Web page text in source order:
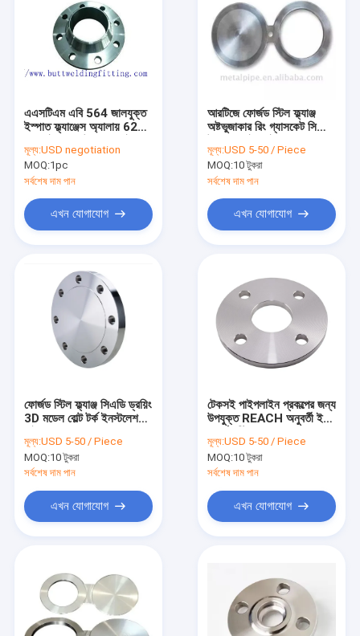
পণ্য
আমাদের সম্পর্কে
এএসটিএম এবি 564 জালযুক্ত
ইস্পাত ফ্ল্যাঞ্জেস অ্যালায় 625
1/2 &#39;&#39; - 60
&#39;&#39;
মূল্য:USD negotiation
MOQ:1pc
সর্বশেষ দাম পান
এখন যোগাযোগ
আরটিজে ফোর্জড স্টিল ফ্ল্যাঞ্জ
অষ্টভুজাকার রিং গ্যাসকেট সিলিং
মূল্য:USD 5-50 / Piece
MOQ:10 টুকরা
সর্বশেষ দাম পান
এখন যোগাযোগ
ফোর্জড স্টিল ফ্ল্যাঞ্জ সিএডি ড্রয়িং
3D মডেল বোল্ট টর্ক ইনস্টলেশন
মূল্য:USD 5-50 / Piece
MOQ:10 টুকরা
সর্বশেষ দাম পান
এখন যোগাযোগ
টেকসই পাইপলাইন প্রকল্পের জন্য
উপযুক্ত REACH অনুবর্তী ইকো
মূল্য:USD 5-50 / Piece
MOQ:10 টুকরা
সর্বশেষ দাম পান
এখন যোগাযোগ